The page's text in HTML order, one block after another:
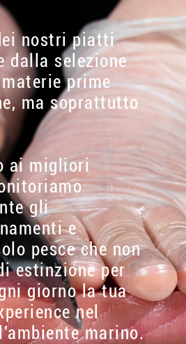
nostri piatti
dalla selezione
prime
ma soprattutto
ai migliori
gli
e
pesce che non
estinzione per
giorno la tua
nel
marino.